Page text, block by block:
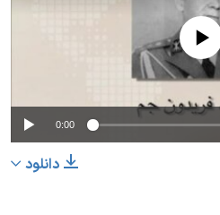
No media source
0:00
دانلود